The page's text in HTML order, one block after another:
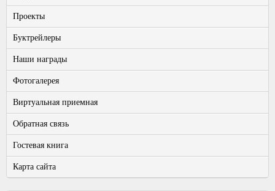
Проекты
Буктрейлеры
Наши награды
Фотогалерея
Виртуальная приемная
Обратная связь
Гостевая книга
Карта сайта